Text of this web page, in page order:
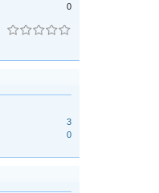
0
3
0